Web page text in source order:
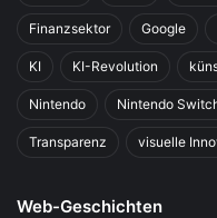
Finanzsektor Google
KI KI-Revolution
Nintendo Nintendo
Transparenz visuelle
Web-Geschichten